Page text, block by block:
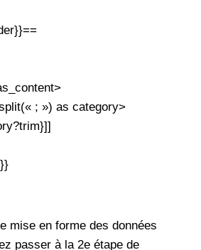
; ») as category>
mise en forme des données
passer à la 2e étape de